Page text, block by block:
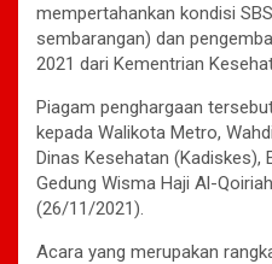
mempertahankan kondisi
sembarangan) dan
2021 dari Kementrian
Piagam penghargaan
kepada Walikota Metro,
Dinas Kesehatan (Kadiskes),
Gedung Wisma Haji Al-
(26/11/2021).
Acara yang merupakan